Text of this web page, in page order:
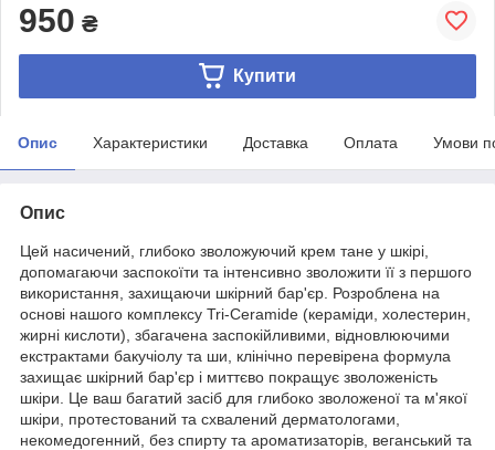
950 ₴
Купити
Опис Характеристики Доставка Оплата Умови
Опис
Цей насичений, глибоко зволожуючий крем тане у шкірі,
допомагаючи заспокоїти та інтенсивно зволожити її з першого
використання, захищаючи шкірний бар'єр. Розроблена на
основі нашого комплексу Tri-Ceramide (кераміди, холестерин,
жирні кислоти), збагачена заспокійливими, відновлюючими
екстрактами бакучіолу та ши, клінічно перевірена формула
захищає шкірний бар'єр і миттєво покращує зволоженість
шкіри. Це ваш багатий засіб для глибоко зволоженої та м'якої
шкіри, протестований та схвалений дерматологами,
некомедогенний, без спирту та ароматизаторів, веганський та